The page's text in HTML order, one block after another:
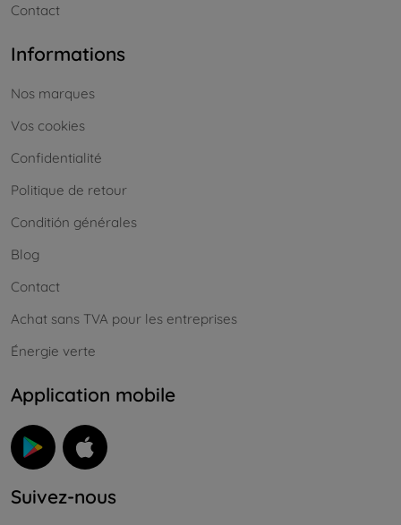
Contact
Informations
Nos marques
Vos cookies
Confidentialité
Politique de retour
Conditión générales
Blog
Contact
Achat sans TVA pour les entreprises
Énergie verte
Application mobile
Suivez-nous